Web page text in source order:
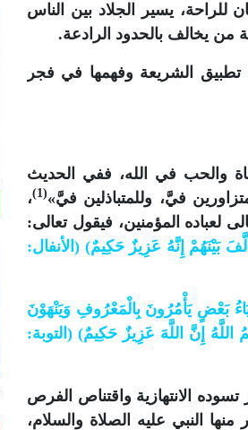
للراحة، يسير الجلاد بين الناس
يخالف بالحدود الرادعة.
تطبيق الشريعة وفهمها في فجر
والحب في الله، ففي الحديث
فيَّ، وللمتباذلين فيَّ»(1)
،
لعباده المؤمنين، فيقول تعالى:
بَيْنَهُمْ إِنَّهُ عَزِيزٌ حَكِيمٌ) (الأنفال:
بَعْضٍ يَأْمُرُونَ بِالْمَعْرُوفِ وَيَنْهَوْنَ
إِنَّ اللَّهَ عَزِيزٌ حَكِيمٌ) (التوبة:
الانتهازية واقتناص الفرص
النبي عليه الصلاة والسلام،